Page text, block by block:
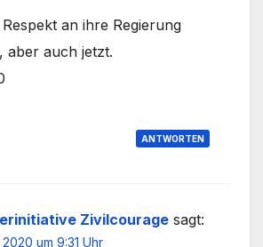
an ihre Regierung
aber auch jetzt.
ANTWORTEN
Zivilcourage sagt:
2020 um 9:31 Uhr